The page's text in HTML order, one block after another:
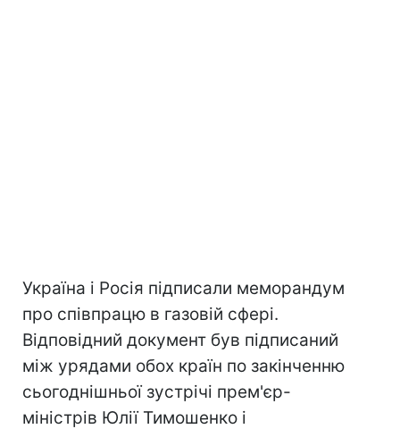
Україна і Росія підписали меморандум
про співпрацю в газовій сфері.
Відповідний документ був підписаний
між урядами обох країн по закінченню
сьогоднішньої зустрічі прем'єр-
міністрів Юлії Тимошенко і